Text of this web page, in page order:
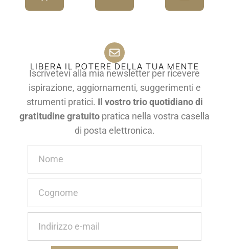
LIBERA IL POTERE DELLA TUA MENTE
Iscrivetevi alla mia newsletter per ricevere
ispirazione, aggiornamenti, suggerimenti e
strumenti pratici. Il vostro trio quotidiano di
gratitudine gratuito pratica nella vostra casella
di posta elettronica.